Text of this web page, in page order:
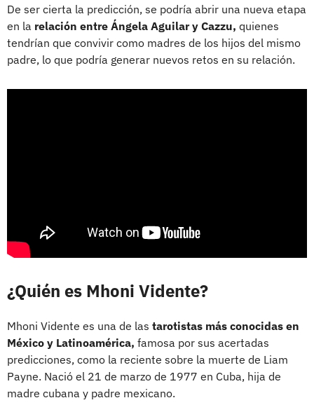
De ser cierta la predicción, se podría abrir una nueva etapa
en la relación entre Ángela Aguilar y Cazzu, quienes
tendrían que convivir como madres de los hijos del mismo
padre, lo que podría generar nuevos retos en su relación.
¿Quién es Mhoni Vidente?
Mhoni Vidente es una de las tarotistas más conocidas en
México y Latinoamérica, famosa por sus acertadas
predicciones, como la reciente sobre la muerte de Liam
Payne. Nació el 21 de marzo de 1977 en Cuba, hija de
madre cubana y padre mexicano.